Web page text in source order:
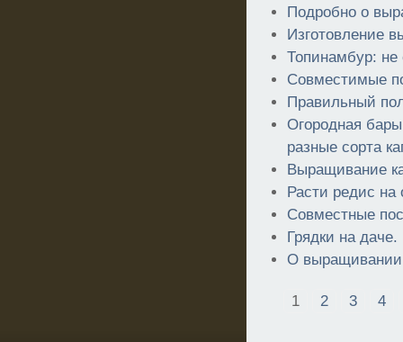
Подробно о
Изготовление
Топинамбур:
Совместимые
Правильный
Огородная
разные сорта
Выращивание
Расти редис на
Совместные
Грядки на
О выращивании
1 2 3 4